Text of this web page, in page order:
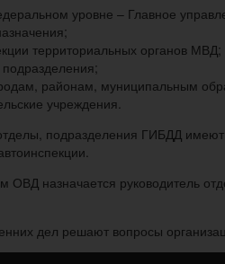
уровне – Главное
территориальных органов МВД;
районам, муниципальным
учреждения.
подразделения ГИБДД
ОВД назначается руководитель
дел решают вопросы